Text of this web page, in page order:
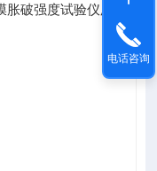
电话咨询